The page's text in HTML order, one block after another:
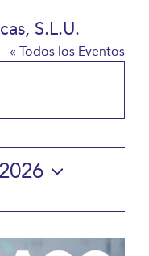
S.L.U.
« Todos los Eventos